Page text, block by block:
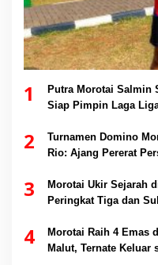
1
Putra Morotai Salmin
Siap Pimpin Laga
2
Turnamen Domino
Rio: Ajang Pererat
3
Morotai Ukir Sejarah
Peringkat Tiga dan
4
Morotai Raih 4 Emas
Malut, Ternate Keluar